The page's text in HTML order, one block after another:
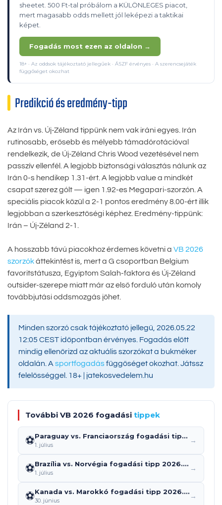
sheetet. 500 Ft-tal próbálom a KÜLÖNLEGES piacot,
mert magasabb odds mellett jól leképezi a taktikai
képet.
Fogadás most ezen az oldalon →
18+ · Az oddsok tájékoztató jellegűek · ÁSZF érvényes · A szerencsejáték
függőséget okozhat
Predikció és eredmény-tipp
Az Irán vs. Új-Zéland tippünk nem vak iráni egyes. Irán
rutinosabb, erősebb és mélyebb támadórotációval
rendelkezik, de Új-Zéland Chris Wood vezetésével nem
passzív ellenfél. A legjobb biztonsági választás nálunk az
Irán 0-s hendikep 1.31-ért. A legjobb value a mindkét
csapat szerez gólt — igen 1.92-es Megapari-szorzón. A
speciális piacok közül a 2-1 pontos eredmény 8.00-ért illik
legjobban a szerkesztőségi képhez. Eredmény-tippünk:
Irán – Új-Zéland 2-1.
A hosszabb távú piacokhoz érdemes követni a VB 2026
szorzókáttekintést is, mert a G csoportban Belgium
favoritstátusza, Egyiptom Salah-faktora és Új-Zéland
outsider-szerepe miatt már az első forduló után komoly
továbbjutási oddsmozgás jöhet.
Minden szorzó csak tájékoztató jellegű, 2026.05.22
12:05 CEST időpontban érvényes. Fogadás előtt
mindig ellenőrizd az aktuális szorzókat a bukméker
oldalán. A sportfogadásfüggőséget okozhat. Játssz
felelősséggel. 18+ | jatekosvedelem.hu
További VB 2026 fogadási tippek
⚽ Paraguay vs. Franciaország fogadási tipp 2026.07.04.: predikció, szorzók és elemzés
1. július
→
⚽ Brazília vs. Norvégia fogadási tipp 2026.07.05.: predikció, szorzók és elemzés
1. július
→
⚽ Kanada vs. Marokkó fogadási tipp 2026.07.04.: predikció, szorzók és elemzés
30. június
→